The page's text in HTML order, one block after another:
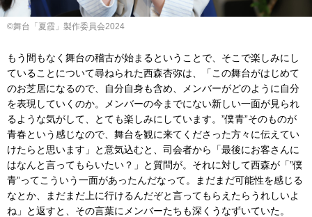
©舞台「夏霞」製作委員会2024
もう間もなく舞台の稽古が始まるということで、そこで楽しみにし
ていることについて尋ねられた西森杏弥は、「この舞台がはじめて
のお芝居になるので、自分自身も含め、メンバーがどのように自分
を表現していくのか。メンバーの今までにない新しい一面が見られ
るような気がして、とても楽しみにしています。”僕青”そのものが
青春という感じなので、舞台を観に来てくださった方々に伝えてい
けたらと思います」と意気込むと、司会者から「最後にお客さんに
はなんと言ってもらいたい？」と質問が。それに対して西森が「”僕
青”ってこういう一面があったんだなって。まだまだ可能性を感じる
なとか、まだまだ上に行けるんだぞと言ってもらえたらうれしいよ
ね」と返すと、その言葉にメンバーたちも深くうなずいていた。